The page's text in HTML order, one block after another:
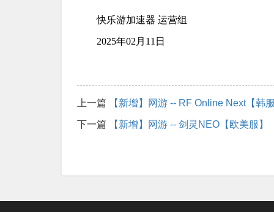
快乐游加速器 运营组
2025年02月11日
上一篇 【新增】网游 -- RF Online Next【韩
下一篇 【新增】网游 -- 剑灵NEO【欧美服】